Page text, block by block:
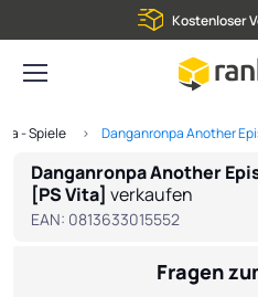
Kostenloser
- Spiele Danganronpa Another
Danganronpa Another
[PS Vita] verkaufen
EAN: 0813633015552
Fragen